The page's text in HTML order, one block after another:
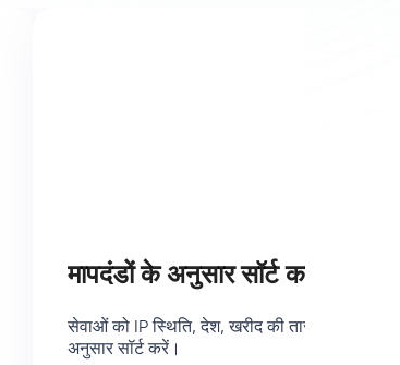
मापदंडों के अनुसार सॉर्ट करें
सेवाओं को IP स्थिति, देश, खरीद की तारीख और अन्य
अनुसार सॉर्ट करें।